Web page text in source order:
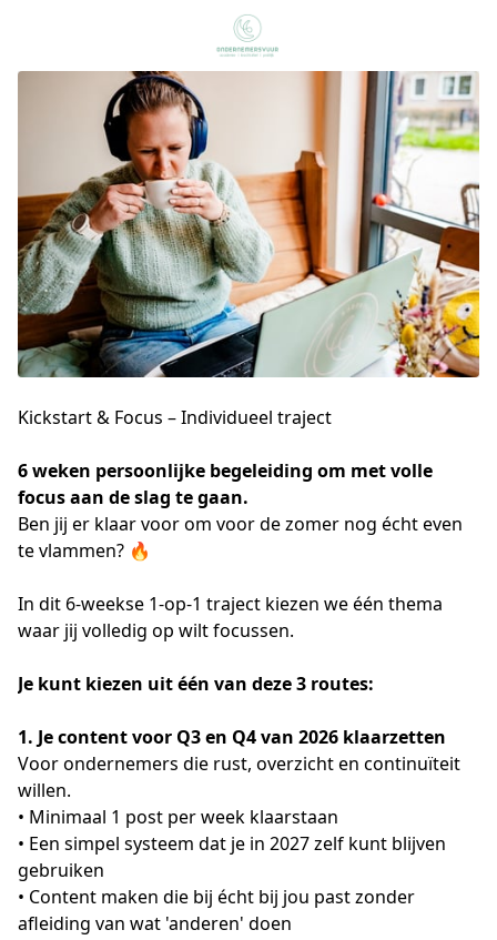
Kickstart & Focus – Individueel traject
6 weken persoonlijke begeleiding om met volle
focus aan de slag te gaan.
Ben jij er klaar voor om voor de zomer nog écht even
te vlammen? 🔥
In dit 6-weekse 1-op-1 traject kiezen we één thema
waar jij volledig op wilt focussen.
Je kunt kiezen uit één van deze 3 routes:
1. Je content voor Q3 en Q4 van 2026 klaarzetten
Voor ondernemers die rust, overzicht en continuïteit
willen.
• Minimaal 1 post per week klaarstaan
• Een simpel systeem dat je in 2027 zelf kunt blijven
gebruiken
• Content maken die bij écht bij jou past zonder
afleiding van wat 'anderen' doen